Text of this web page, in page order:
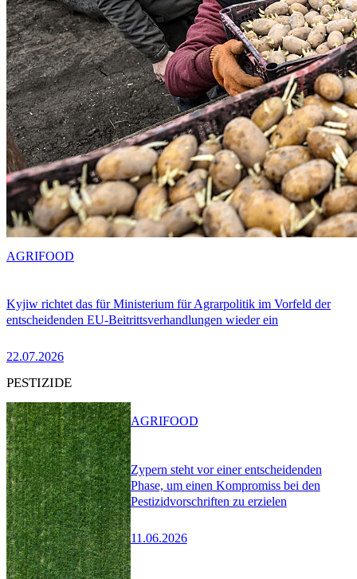
Kyjiw richtet das für Ministerium für Agrarpolitik im Vorfeld der
entscheidenden EU-Beitrittsverhandlungen wieder ein
22.07.2026
AGRIFOOD
PESTIZIDE
Zypern steht vor einer entscheidenden
Phase, um einen Kompromiss bei den
Pestizidvorschriften zu erzielen
11.06.2026
AGRIFOOD